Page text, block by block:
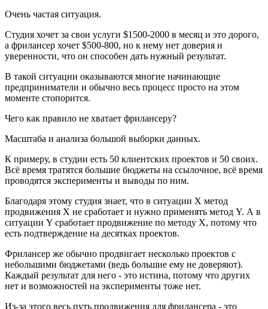
Очень частая ситуация.
Студия хочет за свои услуги $1500-2000 в месяц и это дорого,
а фрилансер хочет $500-800, но к нему нет доверия и
уверенности, что он способен дать нужный результат.
В такой ситуации оказываются многие начинающие
предприниматели и обычно весь процесс просто на этом
моменте стопорится.
Чего как правило не хватает фрилансеру?
Масштаба и анализа большой выборки данных.
К примеру, в студии есть 50 клиентских проектов и 50 своих.
Всё время тратятся большие бюджеты на ссылочное, всё время
проводятся эксперименты и выводы по ним.
Благодаря этому студия знает, что в ситуации Х метод
продвижения Х не сработает и нужно применять метод Y. А в
ситуации Y сработает продвижение по методу Х, потому что
есть подтверждение на десятках проектов.
Фрилансер же обычно продвигает несколько проектов с
небольшими бюджетами (ведь большие ему не доверяют).
Каждый результат для него - это истина, потому что других
нет и возможностей на эксперименты тоже нет.
Из-за этого весь путь продвижения для фрилансера - это